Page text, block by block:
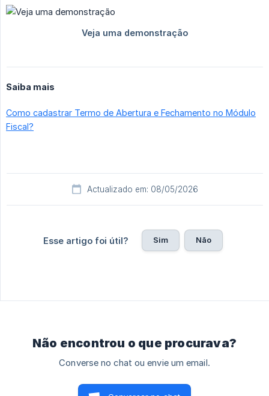
Saiba mais
Como cadastrar Termo de Abertura e Fechamento no Módulo
Fiscal?
Actualizado em: 08/05/2026
Esse artigo foi útil? Sim Não
Não encontrou o que procurava?
Converse no chat ou envie um email.